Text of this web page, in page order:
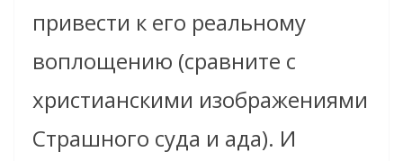
привести к его реальному
воплощению (сравните с
христианскими изображениями
Страшного суда и ада). И